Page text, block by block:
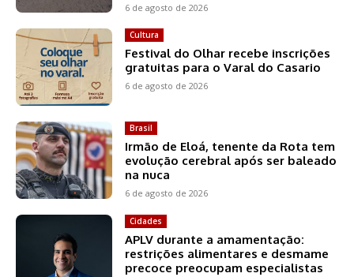
6 de agosto de 2026
Cultura
Festival do Olhar recebe inscrições
gratuitas para o Varal do Casario
6 de agosto de 2026
Brasil
Irmão de Eloá, tenente da Rota tem
evolução cerebral após ser baleado
na nuca
6 de agosto de 2026
Cidades
APLV durante a amamentação:
restrições alimentares e desmame
precoce preocupam especialistas